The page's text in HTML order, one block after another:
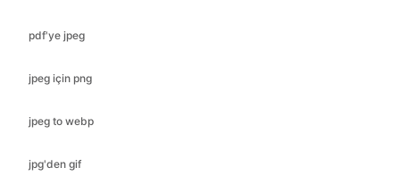
pdf'ye jpeg
jpeg için png
jpeg to webp
jpg'den gif